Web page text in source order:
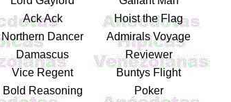
Ack Ack
Hoist the Flag
Northern Dancer
Admirals Voyage
Damascus
Reviewer
Vice Regent
Buntys Flight
Bold Reasoning
Poker